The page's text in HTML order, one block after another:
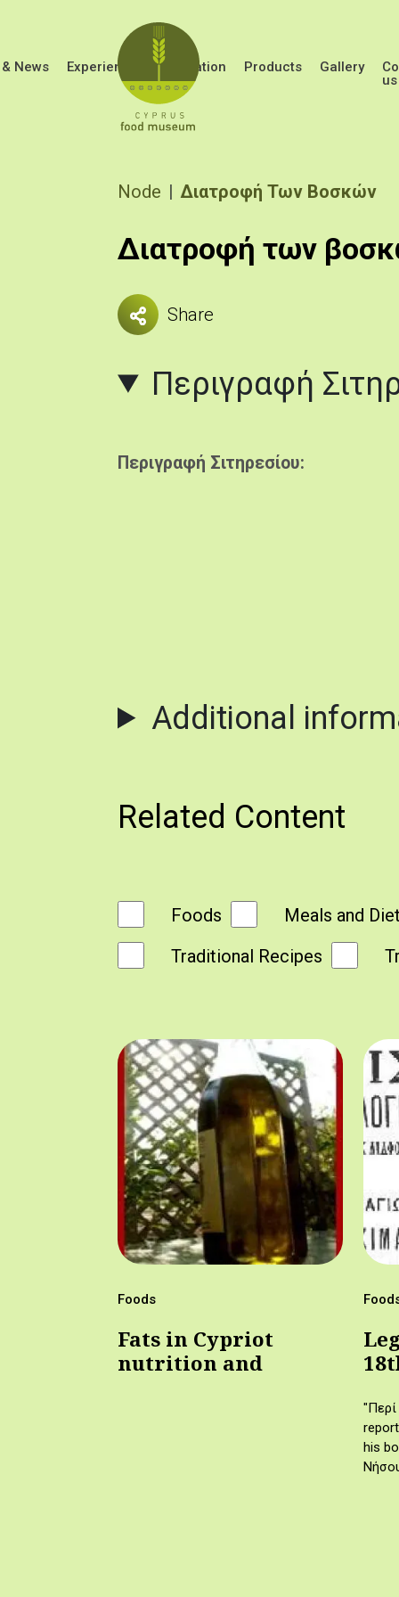
News Experiences Education Products Gallery
us
Breadcrumb
Node Διατροφή Των Βοσκών
Διατροφή των
Share
Περιγραφή
Περιγραφή Σιτηρεσίου
Additional
Related Content
Foods Meals and
Traditional Recipes
Foods
Fats in Cypriot
nutrition and
his